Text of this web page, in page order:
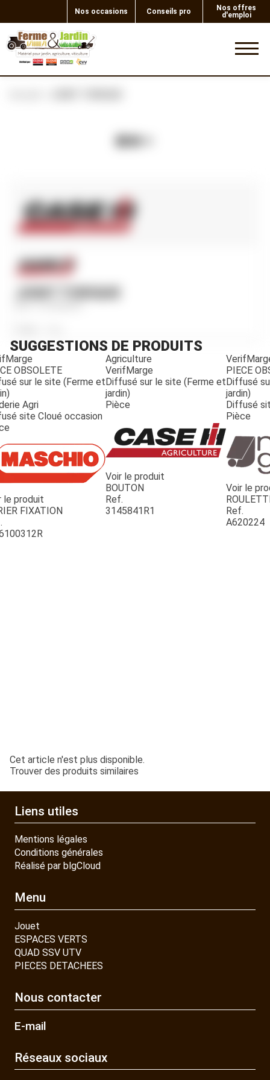
Nos occasions Conseils pro
Nos offres
d'emploi
JOUET
Ref. 3134943R1
SUGGESTIONS DE PRODUITS
OBSOLETE
sur le site (Ferme et
Agri
site Cloué occasion
le produit
FIXATION
Agriculture
VerifMarge
Diffusé sur le site (Ferme et
jardin)
Pièce
Voir le produit
BOUTON
Ref.
3145841R1
PIECE
Diffusé
jardin)
Diffusé
Pièce
Voir le
Ref.
A620224
Cet article n'est plus disponible.
Trouver des produits similaires
Liens utiles
Mentions légales
Conditions générales
Réalisé par blgCloud
Menu
Jouet
ESPACES VERTS
QUAD SSV UTV
PIECES DETACHEES
Nous contacter
E-mail
Réseaux sociaux